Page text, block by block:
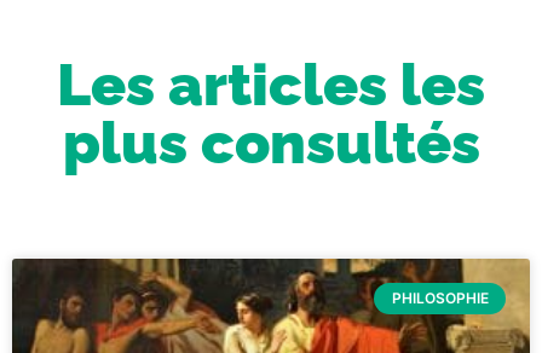
Les articles les
plus consultés
PHILOSOPHIE